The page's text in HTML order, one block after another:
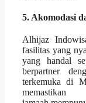
5. Akomodasi
Alhijaz
fasilitas yang
yang handal
berpartner
terkemuka di